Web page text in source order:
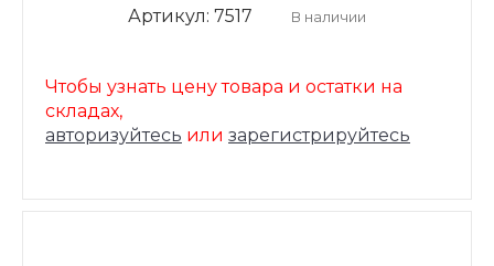
Артикул: 7517 В наличии
Чтобы узнать цену товара и остатки на
складах,
авторизуйтесь или зарегистрируйтесь